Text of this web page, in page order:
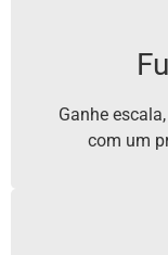
Ganhe
com um